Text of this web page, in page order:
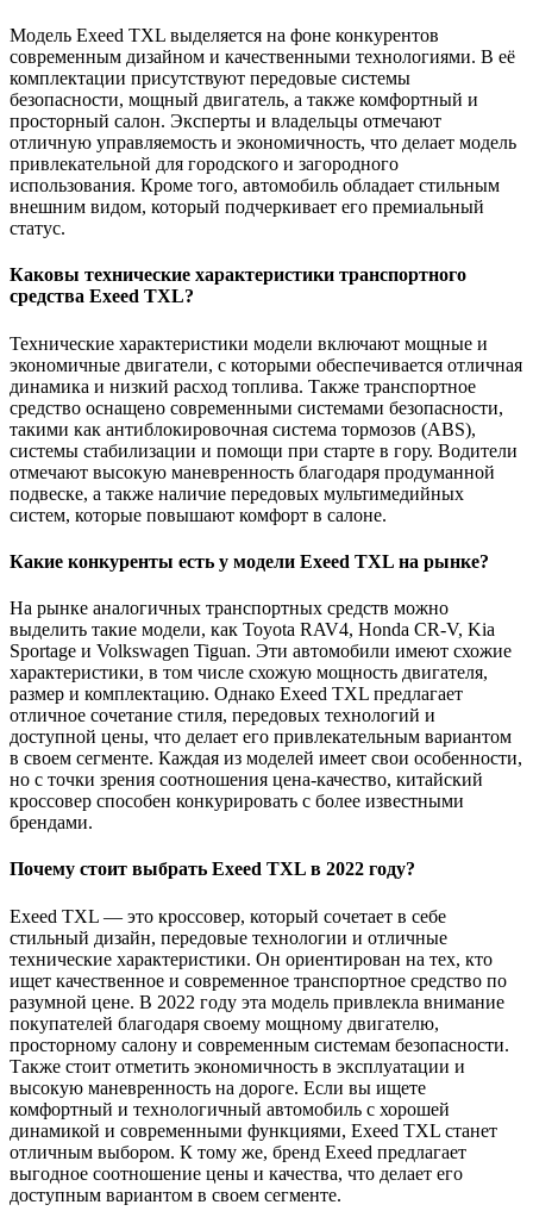
Модель Exeed TXL выделяется на фоне конкурентов
современным дизайном и качественными технологиями. В её
комплектации присутствуют передовые системы
безопасности, мощный двигатель, а также комфортный и
просторный салон. Эксперты и владельцы отмечают
отличную управляемость и экономичность, что делает модель
привлекательной для городского и загородного
использования. Кроме того, автомобиль обладает стильным
внешним видом, который подчеркивает его премиальный
статус.
Каковы технические характеристики транспортного
средства Exeed TXL?
Технические характеристики модели включают мощные и
экономичные двигатели, с которыми обеспечивается отличная
динамика и низкий расход топлива. Также транспортное
средство оснащено современными системами безопасности,
такими как антиблокировочная система тормозов (ABS),
системы стабилизации и помощи при старте в гору. Водители
отмечают высокую маневренность благодаря продуманной
подвеске, а также наличие передовых мультимедийных
систем, которые повышают комфорт в салоне.
Какие конкуренты есть у модели Exeed TXL на рынке?
На рынке аналогичных транспортных средств можно
выделить такие модели, как Toyota RAV4, Honda CR-V, Kia
Sportage и Volkswagen Tiguan. Эти автомобили имеют схожие
характеристики, в том числе схожую мощность двигателя,
размер и комплектацию. Однако Exeed TXL предлагает
отличное сочетание стиля, передовых технологий и
доступной цены, что делает его привлекательным вариантом
в своем сегменте. Каждая из моделей имеет свои особенности,
но с точки зрения соотношения цена-качество, китайский
кроссовер способен конкурировать с более известными
брендами.
Почему стоит выбрать Exeed TXL в 2022 году?
Exeed TXL — это кроссовер, который сочетает в себе
стильный дизайн, передовые технологии и отличные
технические характеристики. Он ориентирован на тех, кто
ищет качественное и современное транспортное средство по
разумной цене. В 2022 году эта модель привлекла внимание
покупателей благодаря своему мощному двигателю,
просторному салону и современным системам безопасности.
Также стоит отметить экономичность в эксплуатации и
высокую маневренность на дороге. Если вы ищете
комфортный и технологичный автомобиль с хорошей
динамикой и современными функциями, Exeed TXL станет
отличным выбором. К тому же, бренд Exeed предлагает
выгодное соотношение цены и качества, что делает его
доступным вариантом в своем сегменте.